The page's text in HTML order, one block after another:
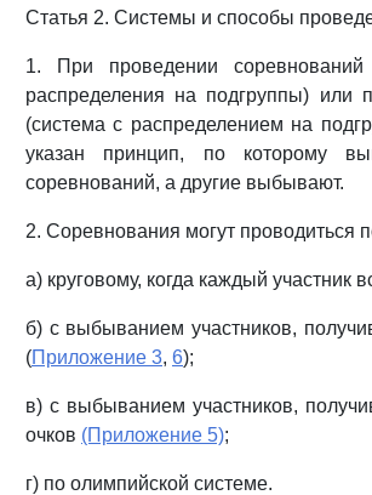
Статья 2. Системы и способы
1. При проведении
распределения на подгруппы) или
(система с распределением на
указан принцип, по которому
соревнований, а другие выбывают.
2. Соревнования могут проводиться
а) круговому, когда каждый участник
б) с выбыванием участников,
(Приложение 3, 6);
в) с выбыванием участников,
очков (Приложение 5);
г) по олимпийской системе.